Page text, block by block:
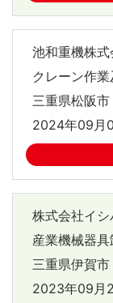
池和重機株式
クレーン作
三重県松阪市
2024年09月
株式会社イシ
産業機械器具
三重県伊賀市
2023年09月